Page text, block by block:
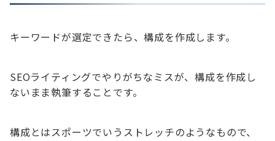
キーワードが選定できたら、構成を作成します。
SEOライティングでやりがちなミスが、構成を作成し
ないまま執筆することです。
構成とはスポーツでいうストレッチのようなもので、